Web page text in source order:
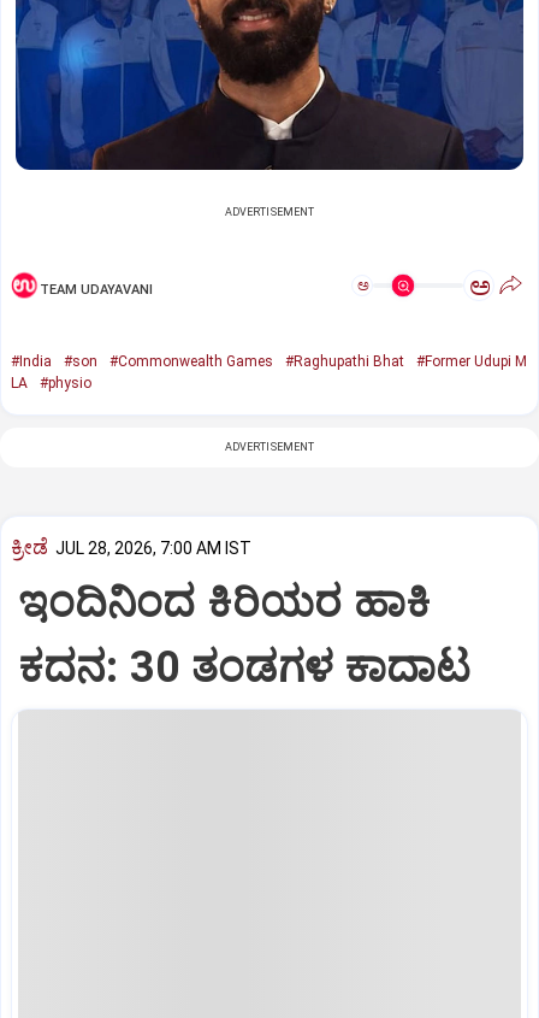
ADVERTISEMENT
TEAM UDAYAVANI ಅ ಅ
#India #son #Commonwealth Games #Raghupathi Bhat
#Former Udupi M
LA
#physio
ADVERTISEMENT
ಕ್ರೀಡೆ JUL 28, 2026, 7:00 AM IST
ಇಂದಿನಿಂದ ಕಿರಿಯರ ಹಾಕಿ
ಕದನ: 30 ತಂಡಗಳ ಕಾದಾಟ